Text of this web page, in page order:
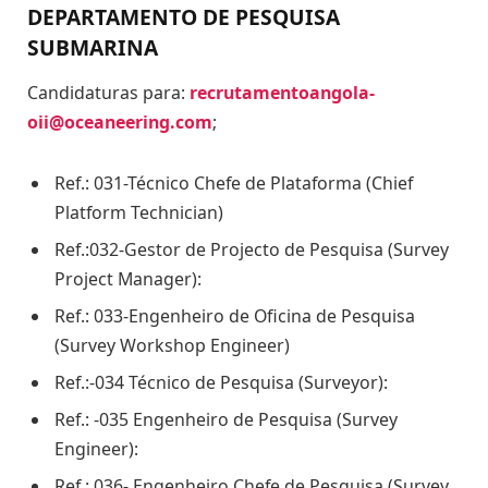
DEPARTAMENTO DE PESQUISA
SUBMARINA
Candidaturas para: recrutamentoangola-
oii@oceaneering.com;
Ref.: 031-Técnico Chefe de Plataforma (Chief
Platform Technician)
Ref.:032-Gestor de Projecto de Pesquisa (Survey
Project Manager):
Ref.: 033-Engenheiro de Oficina de Pesquisa
(Survey Workshop Engineer)
Ref.:-034 Técnico de Pesquisa (Surveyor):
Ref.: -035 Engenheiro de Pesquisa (Survey
Engineer):